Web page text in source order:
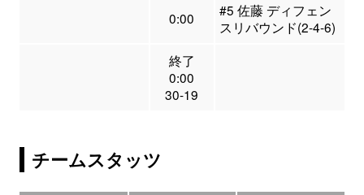
0:00
#5 佐藤 ディフェン
スリバウンド(2-4-6)
終了
0:00
30-19
チームスタッツ